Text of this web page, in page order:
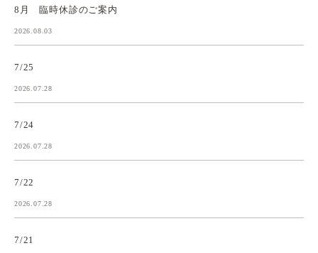
8月 臨時休診のご案内
2026.08.03
7/25
2026.07.28
7/24
2026.07.28
7/22
2026.07.28
7/21